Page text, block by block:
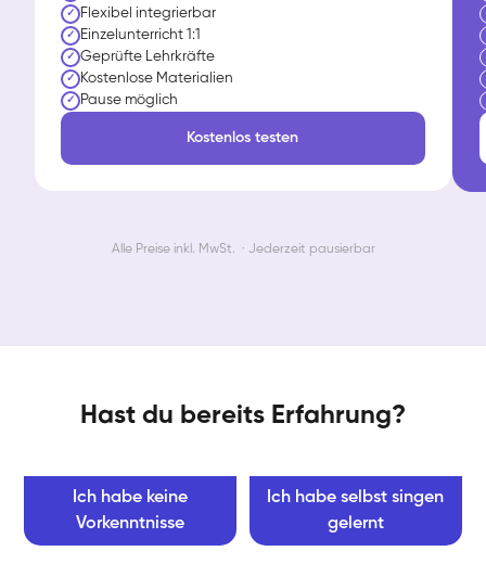
✓ Flexibel integrierbar
✓ Einzelunterricht 1:1
✓ Geprüfte Lehrkräfte
✓ Kostenlose Materialien
✓ Pause möglich
Kostenlos testen
Alle Preise inkl. MwSt. · Jederzeit pausierbar
Hast du bereits Erfahrung?
Ich habe keine
Vorkenntnisse
Ich habe selbst singen
gelernt